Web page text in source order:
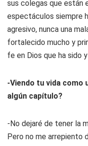
sus colegas que están
espectáculos siempre
agresivo, nunca una
fortalecido mucho y
fe en Dios que ha sido
-Viendo tu vida como
algún capítulo?
-No dejaré de tener la
Pero no me arrepiento